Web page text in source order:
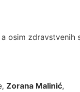
osim zdravstvenih
Zorana Malinić,